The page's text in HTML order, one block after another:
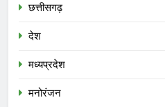
छत्तीसगढ़
देश
मध्‍यप्रदेश
मनोरंजन